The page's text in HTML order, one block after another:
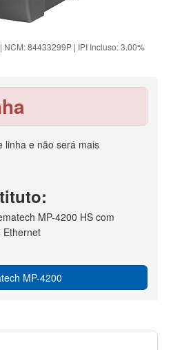
84433299P | IPI Incluso: 3.00%
linha e não será mais
MP-4200 HS com
Ethernet
MP-4200